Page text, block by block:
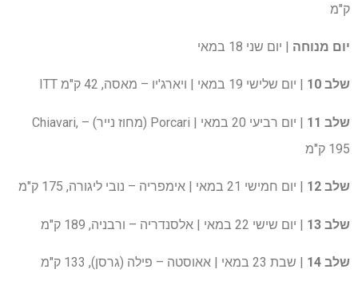
ק"מ
יום מנוחה | יום שני 18 במאי
שלב 10 | יום שלישי 19 במאי | ויארג'יו – מאסה, 42 ק"מ ITT
שלב 11
| יום רביעי 20 במאי | Porcari (מחוז נייר) – Chiavari,
195 ק"מ
שלב 12 | יום חמישי 21 במאי | אימפריה – נובי ליגורה, 175 ק"מ
שלב 13 | יום שישי 22 במאי | אלסנדריה – ורבניה, 189 ק"מ
שלב 14 | שבת 23 במאי | אאוסטה – פילה (גרסן), 133 ק"מ